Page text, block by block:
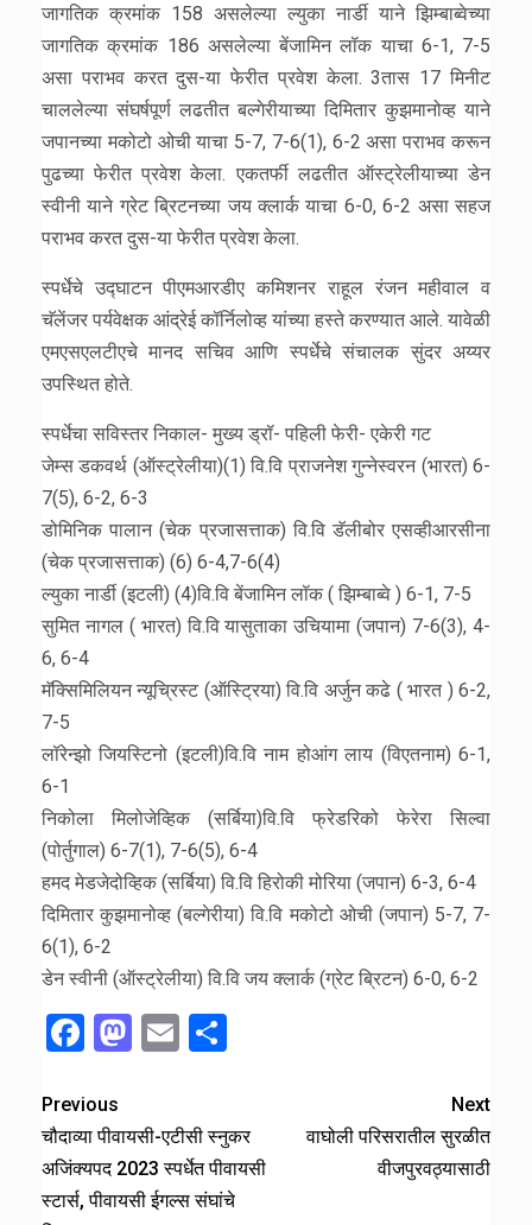
जागतिक क्रमांक 158 असलेल्या ल्युका नार्डी याने झिम्बाब्वेच्या
जागतिक क्रमांक 186 असलेल्या बेंजामिन लॉक याचा 6-1, 7-5
असा पराभव करत दुस-या फेरीत प्रवेश केला. 3तास 17 मिनीट
चाललेल्या संघर्षपूर्ण लढतीत बल्गेरीयाच्या दिमितार कुझमानोव्ह याने
जपानच्या मकोटो ओची याचा 5-7, 7-6(1), 6-2 असा पराभव करून
पुढच्या फेरीत प्रवेश केला. एकतर्फी लढतीत ऑस्ट्रेलीयाच्या डेन
स्वीनी याने ग्रेट ब्रिटनच्या जय क्लार्क याचा 6-0, 6-2 असा सहज
पराभव करत दुस-या फेरीत प्रवेश केला.
स्पर्धेचे उद्घाटन पीएमआरडीए कमिशनर राहूल रंजन महीवाल व
चॅलेंजर पर्यवेक्षक आंद्रेई कॉर्निलोव्ह यांच्या हस्ते करण्यात आले. यावेळी
एमएसएलटीएचे मानद सचिव आणि स्पर्धेचे संचालक सुंदर अय्यर
उपस्थित होते.
स्पर्धेचा सविस्तर निकाल- मुख्य ड्रॉ- पहिली फेरी- एकेरी गट
जेम्स डकवर्थ (ऑस्ट्रेलीया)(1) वि.वि प्राजनेश गुन्नेस्वरन (भारत) 6-
7(5), 6-2, 6-3
डोमिनिक पालान (चेक प्रजासत्ताक) वि.वि डॅलीबोर एसव्हीआरसीना
(चेक प्रजासत्ताक) (6) 6-4,7-6(4)
ल्युका नार्डी (इटली) (4)वि.वि बेंजामिन लॉक ( झिम्बाब्वे ) 6-1, 7-5
सुमित नागल ( भारत) वि.वि यासुताका उचियामा (जपान) 7-6(3), 4-
6, 6-4
मॅक्सिमिलियन न्यूच्रिस्ट (ऑस्ट्रिया) वि.वि अर्जुन कढे ( भारत ) 6-2,
7-5
लॉरेन्झो जियस्टिनो (इटली)वि.वि नाम होआंग लाय (विएतनाम) 6-1,
6-1
निकोला मिलोजेव्हिक (सर्बिया)वि.वि फ्रेडरिको फेरेरा सिल्वा
(पोर्तुगाल) 6-7(1), 7-6(5), 6-4
हमद मेडजेदोव्हिक (सर्बिया) वि.वि हिरोकी मोरिया (जपान) 6-3, 6-4
दिमितार कुझमानोव्ह (बल्गेरीया) वि.वि मकोटो ओची (जपान) 5-7, 7-
6(1), 6-2
डेन स्वीनी (ऑस्ट्रेलीया) वि.वि जय क्लार्क (ग्रेट ब्रिटन) 6-0, 6-2
Facebook
Mastodon
Email
Previous
चौदाव्या पीवायसी-एटीसी स्नुकर
अजिंक्यपद 2023 स्पर्धेत पीवायसी
स्टार्स, पीवायसी ईगल्स संघांचे
Next
वाघोली परिसरातील सुरळीत
वीजपुरवठ्यासाठी